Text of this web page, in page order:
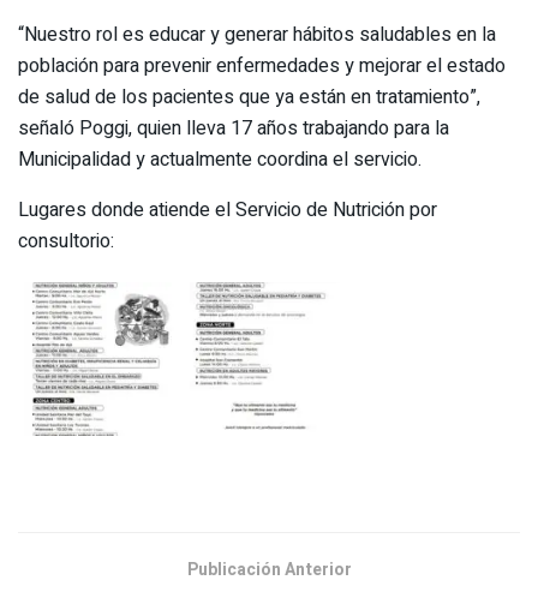
“Nuestro rol es educar y generar hábitos saludables en la
población para prevenir enfermedades y mejorar el estado
de salud de los pacientes que ya están en tratamiento”,
señaló Poggi, quien lleva 17 años trabajando para la
Municipalidad y actualmente coordina el servicio.
Lugares donde atiende el Servicio de Nutrición por
consultorio:
Publicación Anterior